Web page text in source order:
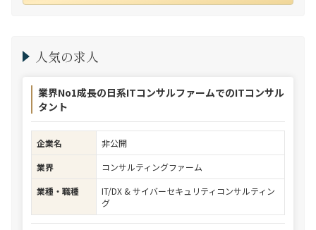
人気の求人
業界No1成長の日系ITコンサルファームでのITコンサル
タント
企業名
非公開
業界
コンサルティングファーム
業種・職種
IT/DX & サイバーセキュリティコンサルティン
グ